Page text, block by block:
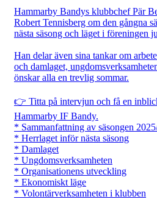
Hammarby Bandys klubbchef Pär
Robert Tennisberg om den gångna
nästa säsong och läget i föreningen
Han delar även sina tankar om
och damlaget,
önskar alla en trevlig sommar.
👉 Titta på intervjun och få en
Hammarby IF Bandy.
* Sammanfattning av säsongen
* Herrlaget inför nästa säsong
* Damlaget
* Ungdomsverksamheten
* Organisationens utveckling
* Ekonomiskt läge
* Volontärverksamheten i klubben